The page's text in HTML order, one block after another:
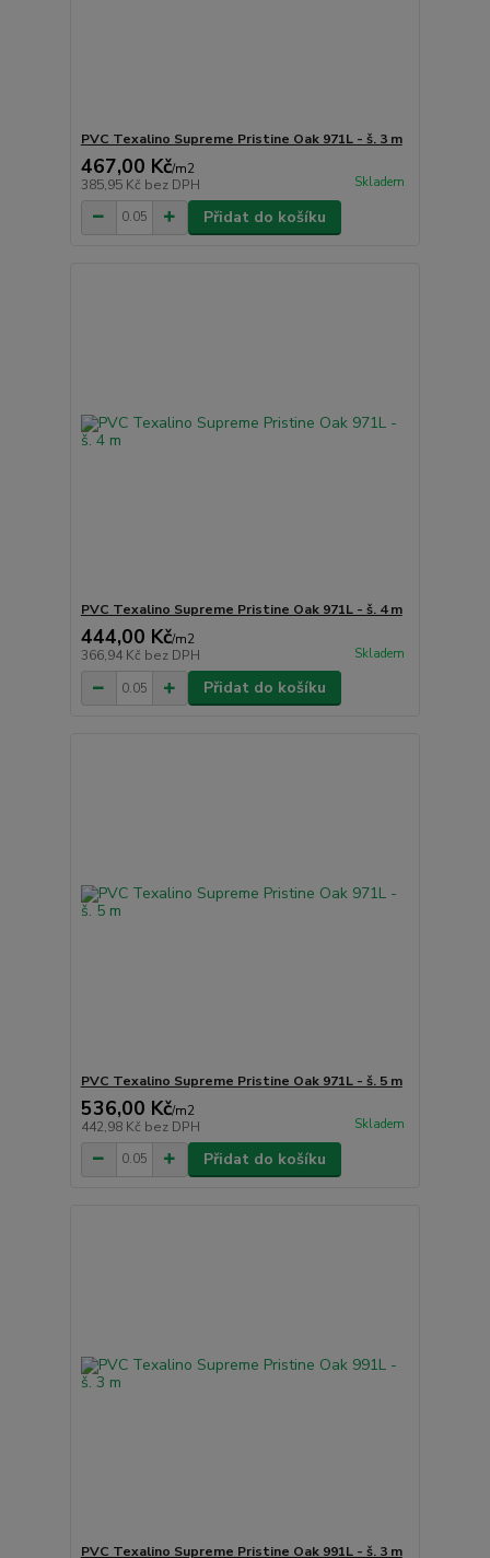
PVC Texalino Supreme Pristine Oak 971L - š. 3 m
467,00 Kč/m2
385,95 Kč bez DPH Skladem
Přidat do košíku
PVC Texalino Supreme Pristine Oak 971L - š. 4 m
444,00 Kč/m2
366,94 Kč bez DPH Skladem
Přidat do košíku
PVC Texalino Supreme Pristine Oak 971L - š. 5 m
536,00 Kč/m2
442,98 Kč bez DPH Skladem
Přidat do košíku
PVC Texalino Supreme Pristine Oak 991L - š. 3 m